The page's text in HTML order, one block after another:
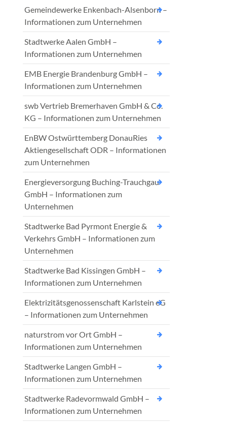
Gemeindewerke Enkenbach-Alsenborn –
Informationen zum Unternehmen
Stadtwerke Aalen GmbH –
Informationen zum Unternehmen
EMB Energie Brandenburg GmbH –
Informationen zum Unternehmen
swb Vertrieb Bremerhaven GmbH & Co.
KG – Informationen zum Unternehmen
EnBW Ostwürttemberg DonauRies
Aktiengesellschaft ODR – Informationen
zum Unternehmen
Energieversorgung Buching-Trauchgau
GmbH – Informationen zum
Unternehmen
Stadtwerke Bad Pyrmont Energie &
Verkehrs GmbH – Informationen zum
Unternehmen
Stadtwerke Bad Kissingen GmbH –
Informationen zum Unternehmen
Elektrizitätsgenossenschaft Karlstein eG
– Informationen zum Unternehmen
naturstrom vor Ort GmbH –
Informationen zum Unternehmen
Stadtwerke Langen GmbH –
Informationen zum Unternehmen
Stadtwerke Radevormwald GmbH –
Informationen zum Unternehmen